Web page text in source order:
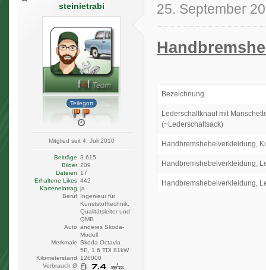
steinietrabi
Teilegott
Mitglied seit 4. Juli 2010
Beiträge 3.615
Bilder 209
Dateien 17
Erhaltene Likes 442
Karteneintrag ja
Beruf Ingenieur für
Kunststofftechnik,
Qualitätsleiter und
QMB
Auto anderes Skoda-
Modell
Merkmale Skoda Octavia
5E, 1.6 TDI 81kW
Kilometerstand 126000
Verbrauch Ø
25. September
Bezeichnung
Lederschaltknauf mit
(~Lederschaltsack)
Handbremshebelverkleidung,
Handbremshebelverkleidung,
Handbremshebelverkleidung,